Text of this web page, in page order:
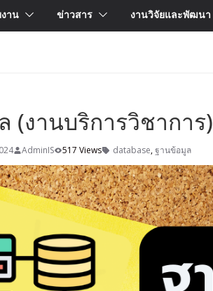
าน ข่าวสาร งานวิจัยและพัฒนา
(งานบริการวิชาการ)
AdminIS 517 Views database,ฐานข้อมูล